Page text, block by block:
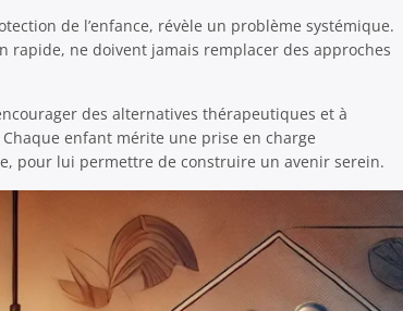
de l’enfance, révèle un problème systémique.
rapide, ne doivent jamais remplacer des approches
des alternatives thérapeutiques et à
enfant mérite une prise en charge
pour lui permettre de construire un avenir serein.